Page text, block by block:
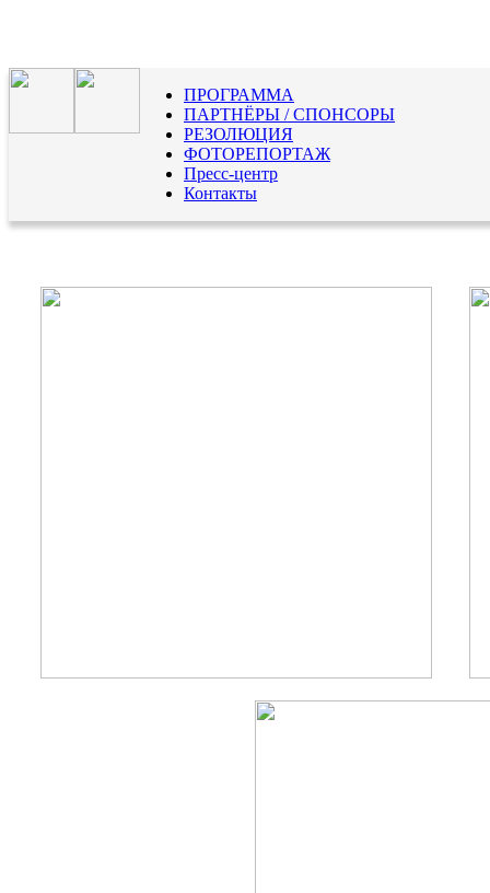
ПРОГРАММА
ПАРТНЁРЫ / СПОНСОРЫ
РЕЗОЛЮЦИЯ
ФОТОРЕПОРТАЖ
Пресс-центр
Контакты